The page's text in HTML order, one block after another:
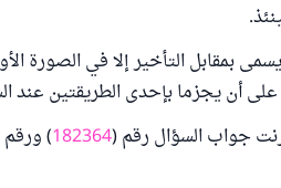
بمقابل التأخير إلا في الصورة
أن يجزما بإحدى الطريقتين عند
جواب السؤال رقم (182364
)